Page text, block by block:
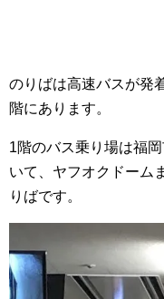
のりばは高速バスが発
階にあります。
1階のバス乗り場は福
いて、ヤフオクドーム
りばです。